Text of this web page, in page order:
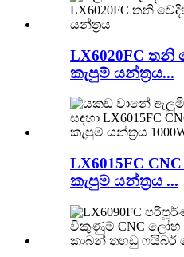
LX6020FC තනි
කැපුම් යන්ත්‍රය...
LX6015FC
කැපුම් යන්ත්‍රය ...